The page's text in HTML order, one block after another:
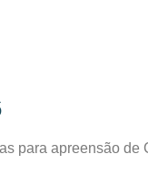
para apreensão de